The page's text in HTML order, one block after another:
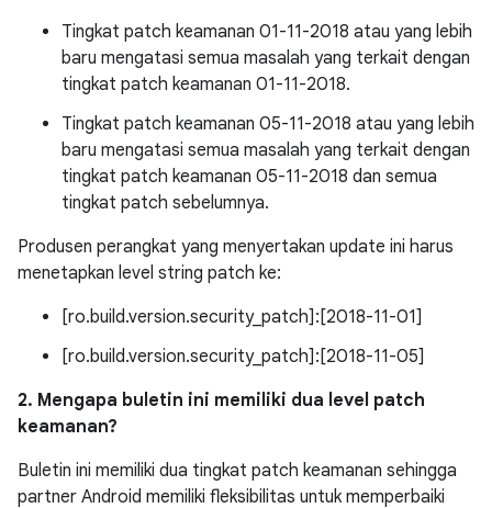
Tingkat patch keamanan 01-11-2018 atau yang lebih
baru mengatasi semua masalah yang terkait dengan
tingkat patch keamanan 01-11-2018.
Tingkat patch keamanan 05-11-2018 atau yang lebih
baru mengatasi semua masalah yang terkait dengan
tingkat patch keamanan 05-11-2018 dan semua
tingkat patch sebelumnya.
Produsen perangkat yang menyertakan update ini harus
menetapkan level string patch ke:
[ro.build.version.security_patch]:[2018-11-01]
[ro.build.version.security_patch]:[2018-11-05]
2. Mengapa buletin ini memiliki dua level patch
keamanan?
Buletin ini memiliki dua tingkat patch keamanan sehingga
partner Android memiliki fleksibilitas untuk memperbaiki